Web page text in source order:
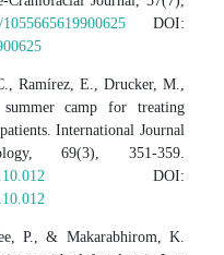
DOI:
Ramírez, E., Drucker, M.,
camp for treating
International Journal
69(3), 351-359.
DOI:
P., & Makarabhirom, K.